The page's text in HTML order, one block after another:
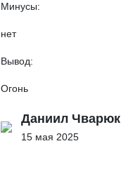
Минусы:
нет
Вывод:
Огонь
Даниил Чварюк
15 мая 2025